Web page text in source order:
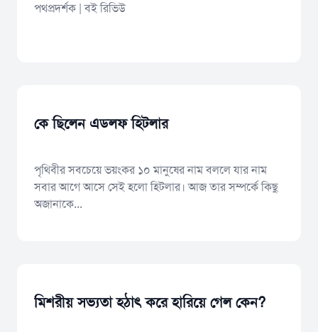
পথপ্রদর্শক | বই রিভিউ
কে ছিলেন এডলফ হিটলার
পৃথিবীর সবচেয়ে ভয়ংকর ১০ মানুষের নাম বললে যার নাম
সবার আগে আসে সেই হলো হিটলার। আজ তার সম্পর্কে কিছু
অজানাকে...
মিশরীয় সভ্যতা হঠাৎ করে হারিয়ে গেল কেন?